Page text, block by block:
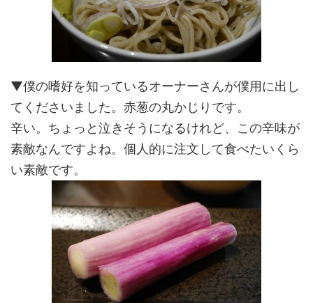
▼僕の嗜好を知っているオーナーさんが僕用に出し
てくださいました。赤葱の丸かじりです。
辛い。ちょっと泣きそうになるけれど、この辛味が
素敵なんですよね。個人的に注文して食べたいくら
い素敵です。